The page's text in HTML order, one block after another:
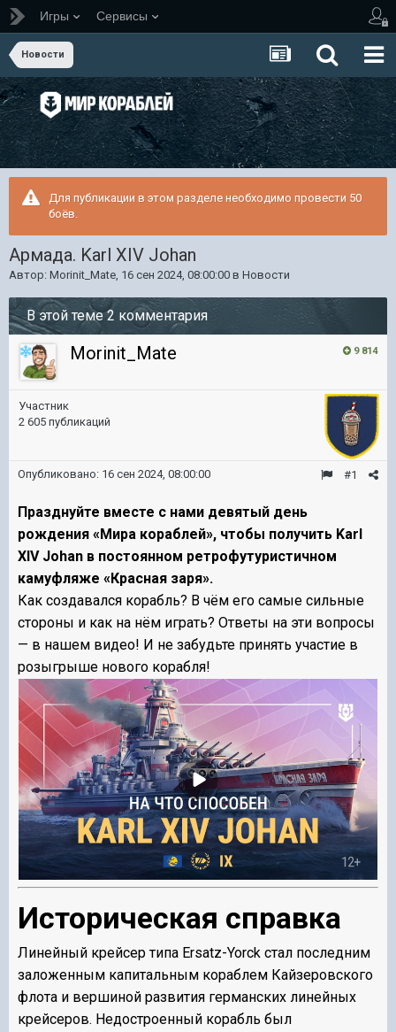
Игры Сервисы
Новости
Для публикации в этом разделе необходимо провести 50
боёв.
Армада. Karl XIV Johan
Автор: Morinit_Mate, 16 сен 2024, 08:00:00 в Новости
В этой теме 2 комментария
9 814
Morinit_Mate
Участник
2 605 публикаций
#1
Опубликовано: 16 сен 2024, 08:00:00
Празднуйте вместе с нами девятый день
рождения «Мира кораблей», чтобы получить Karl
XIV Johan в постоянном ретрофутуристичном
камуфляже «Красная заря».
Как создавался корабль? В чём его самые сильные
стороны и как на нём играть? Ответы на эти вопросы
— в нашем видео! И не забудьте принять участие в
розыгрыше нового корабля!
Историческая справка
Линейный крейсер типа Ersatz-Yorck стал последним
заложенным капитальным кораблем Кайзеровского
флота и вершиной развития германских линейных
крейсеров. Недостроенный корабль был